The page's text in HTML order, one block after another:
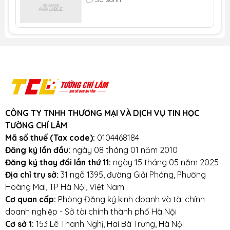
Đơn giá:
350.000 đ
Bảo hành và dịch vụ: Bảo hành dài hạn
pin, pin chai vượt quá 35% trong thời gian
bảo hành, pin phồng, laptop k nhận pin,
pin chết, pin k sạc được
Khuyến mãi: Hỗ trợ phí ship cho đơn
hàng từ 1 triệu trở lên trong bán kính
3km.
Cam kết:Tường Chí Lâmchỉ bán hàng
chất lượng cao. Với tiêu chí chất lượng là
hàng đầu, chúng thôi cam kết không bán
hàng kém chất lượng, gây ảnh hưởng
đến laptop của khách hàng.Tường Chí
Lâm – Điểm 10 cho sự tin cậy
CÔNG TY TNHH THƯƠNG MẠI VÀ DỊCH VỤ TIN HỌC
TƯỜNG CHÍ LÂM
Mã số thuế (Tax code): 0104468184
Đăng ký lần đầu: ngày 08 tháng 01 năm 2010
Đăng ký thay đổi lần thứ 11: ngày 15 tháng 05 năm 2025
Địa chỉ trụ sở: 31 ngõ 1395, đường Giải Phóng, Phường
Hoàng Mai, TP Hà Nội, Việt Nam
Cơ quan cấp: Phòng Đăng ký kinh doanh và tài chính
doanh nghiệp - Sở tài chính thành phố Hà Nội
Cơ sở 1: 153 Lê Thanh Nghị, Hai Bà Trưng, Hà Nội